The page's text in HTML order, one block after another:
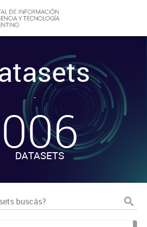
-
006
DATASETS